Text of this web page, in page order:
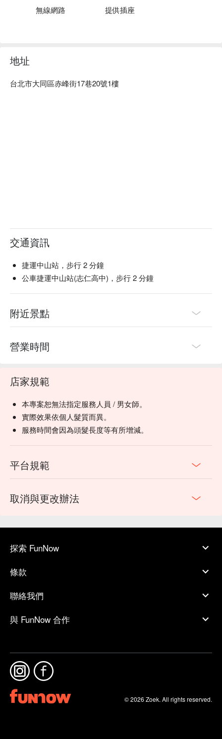
無線網路 提供插座
地址
台北市大同區赤峰街17巷20號1樓
交通資訊
捷運中山站，步行 2 分鐘
公車捷運中山站(志仁高中)，步行 2 分鐘
附近景點
營業時間
店家規範
本專案恕無法指定服務人員 / 男女師。
實際效果依個人髮質而異。
服務時間會因為頭髮長度等有所增減。
平台規範
取消與更改辦法
探索 FunNow
條款
聯絡我們
與 FunNow 合作
© 2026 Zoek. All rights reserved.